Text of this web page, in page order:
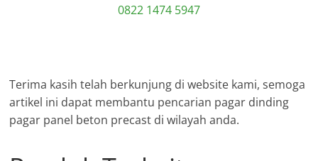
0822 1474 5947
Terima kasih telah berkunjung di website kami, semoga
artikel ini dapat membantu pencarian pagar dinding
pagar panel beton precast di wilayah anda.